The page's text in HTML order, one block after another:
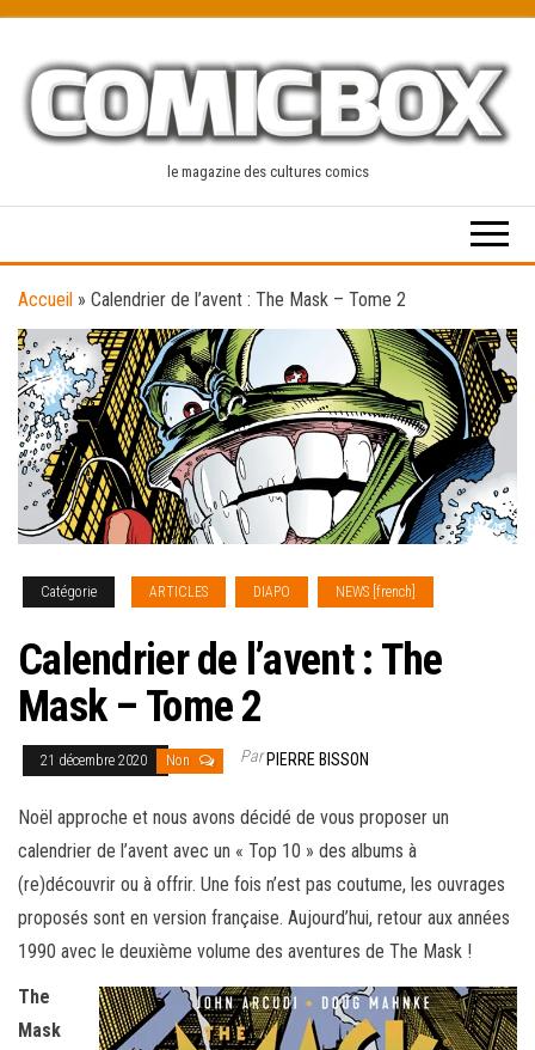
content
le magazine des cultures comics
Accueil » Calendrier de l’avent : The Mask – Tome 2
Catégorie ARTICLES DIAPO NEWS [french]
Calendrier de l’avent : The
Mask – Tome 2
21 décembre 2020 Non ParPIERRE BISSON
Noël approche et nous avons décidé de vous proposer un
calendrier de l’avent avec un « Top 10 » des albums à
(re)découvrir ou à offrir. Une fois n’est pas coutume, les ouvrages
proposés sont en version française. Aujourd’hui, retour aux années
1990 avec le deuxième volume des aventures de The Mask !
The
Mask